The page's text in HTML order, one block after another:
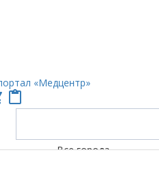
content_paste
Все города